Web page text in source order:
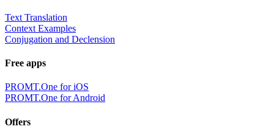
Text Translation
Context Examples
Conjugation and Declension
Free apps
PROMT.One for iOS
PROMT.One for Android
Offers